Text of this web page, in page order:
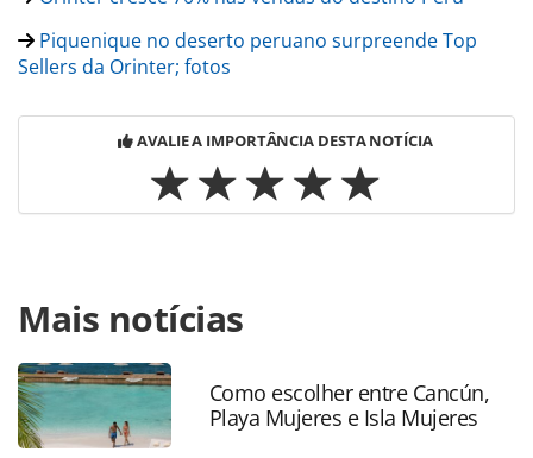
Piquenique no deserto peruano surpreende Top
Sellers da Orinter; fotos
AVALIE A IMPORTÂNCIA DESTA NOTÍCIA
https://www.panrotas.com.br/mercado/operadoras/2025/
sellers-da-orinter-encerram-famtour-no-peru-com-pisco-
sour-e-ceviche-fotos_218317.html ou as ferramentas
oferecidas na página. Todo o conteúdo produzido pela
PANROTAS Editora é protegido pela legislação brasileira
sobre direito autoral. Não reproduza o conteúdo sem
Mais notícias
Como escolher entre Cancún,
Playa Mujeres e Isla Mujeres